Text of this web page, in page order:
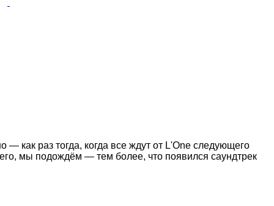
как раз тогда, когда все ждут от L'One следующего
мы подождём — тем более, что появился саундтрек